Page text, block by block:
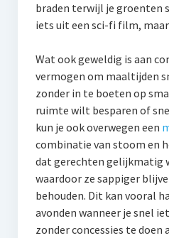
braden terwijl je groenten
iets uit een sci-fi film,
Wat ook geweldig is aan
vermogen om maaltijden
zonder in te boeten op
ruimte wilt besparen of
kun je ook overwegen een
combinatie van stoom en
dat gerechten gelijkmatig
waardoor ze sappiger
behouden. Dit kan vooral
avonden wanneer je snel
zonder concessies te doen